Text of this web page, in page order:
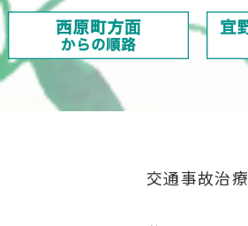
交通事故治療